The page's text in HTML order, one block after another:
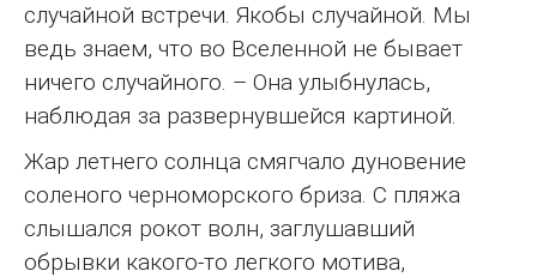
случайной встречи. Якобы случайной. Мы
ведь знаем, что во Вселенной не бывает
ничего случайного. – Она улыбнулась,
наблюдая за развернувшейся картиной.
Жар летнего солнца смягчало дуновение
соленого черноморского бриза. С пляжа
слышался рокот волн, заглушавший
обрывки какого-то легкого мотива,